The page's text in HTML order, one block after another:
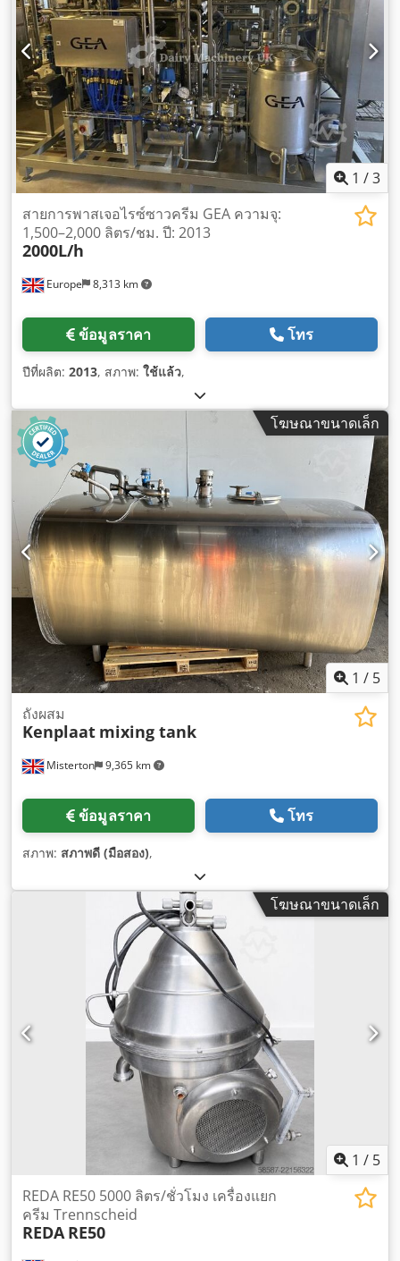
1 /3
Europe 8,313 km
สายการพาสเจอไรซ์ซาวครีม GEA ความจุ:
1,500–2,000 ลิตร/ชม. ปี: 2013
2000L/h
ข้อมูลราคา โทร
ปีที่ผลิต: 2013, สภาพ: ใช้แล้ว,
โฆษณาขนาดเล็ก
1 / 5
Misterton 9,365 km
ถังผสม
Kenplaat mixing tank
ข้อมูลราคา โทร
สภาพ: สภาพดี (มือสอง),
โฆษณาขนาดเล็ก
1 / 5
REDA RE50 5000 ลิตร/ชั่วโมง เครื่องแยก
ครีม Trennscheid
REDA RE50